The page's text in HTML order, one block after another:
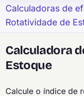
Calculadoras de
Rotatividade de
Calculadora
Estoque
Calcule o índice de